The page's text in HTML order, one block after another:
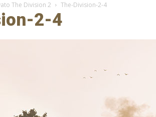
The Division 2 The-Division-2-4
2-4